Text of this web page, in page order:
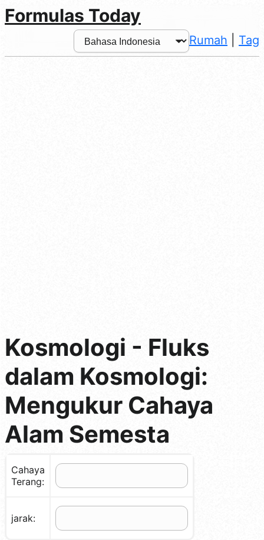
Formulas Today
Rumah Tag
Kosmologi - Fluks
dalam Kosmologi:
Mengukur Cahaya
Alam Semesta
Cahaya
Terang:
jarak: